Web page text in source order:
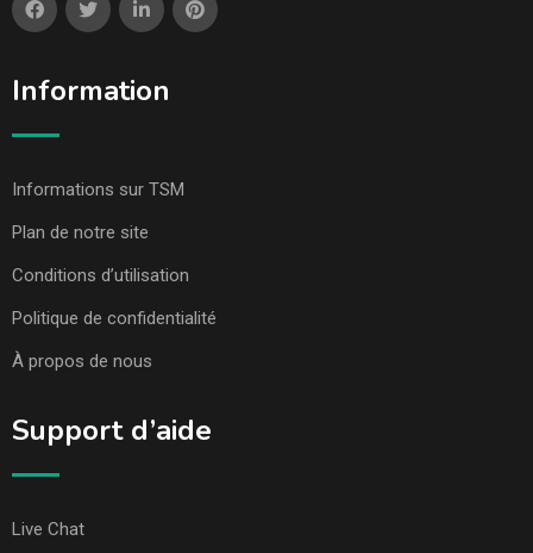
Information
Informations sur TSM
Plan de notre site
Conditions d’utilisation
Politique de confidentialité
À propos de nous
Support d’aide
Live Chat